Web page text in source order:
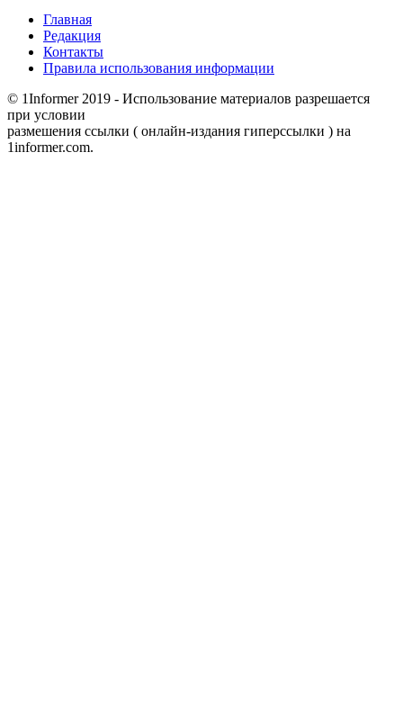
Главная
Редакция
Контакты
Правила использования информации
© 1Informer 2019 - Использование материалов разрешается
при условии
размешения ссылки ( онлайн-издания гиперссылки ) на
1informer.com.